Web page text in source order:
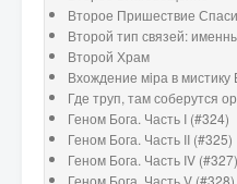
Второе Пришествие
Второй тип связей:
Второй Храм
Вхождение мiра в
Где труп, там соберутся
Геном Бога. Часть I (#324)
Геном Бога. Часть II (#325)
Геном Бога. Часть IV (#327)
Геном Бога. Часть V (#328)